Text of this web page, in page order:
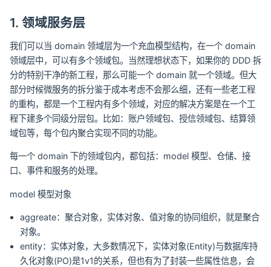
1. 领域服务层
我们可以当 domain 领域层为一个充血模型结构，在一个 domain
领域层中，可以有多个领域包。当然理想状态下，如果你的 DDD 拆
分的特别干净的新工程，那么可能一个 domain 就一个领域。但大
部分时候微服务的拆分鉴于成本考虑不会那么细，还有一些老工程
的重构，都是一个工程内有多个领域，对应的解决方案是在一个工
程下建多个同级分层包。比如：账户领域包、授信领域包、结算领
域包等，每个包内聚合实现不同的功能。
每一个 domain 下的领域包内，都包括：model 模型、仓储、接
口、事件和服务的处理。
model 模型对象
aggreate：聚合对象，实体对象、值对象的协同组织，就是聚合
对象。
entity：实体对象，大多数情况下，实体对象(Entity)与数据库持
久化对象(PO)是1v1的关系，但也有为了封装一些属性信息，会